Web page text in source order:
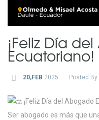
¡Feliz Día
Ecuatoriano!
20,FEB 2025 Posted By
¡Feliz Día del Abogado
Ser abogado es más que